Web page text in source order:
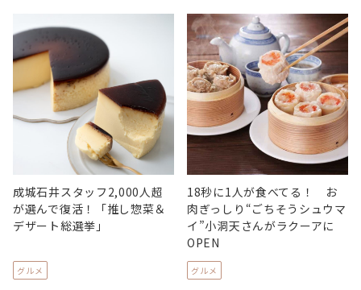
成城石井スタッフ2,000人超
が選んで復活！「推し惣菜＆
デザート総選挙」
グルメ
18秒に1人が食べてる！ お
肉ぎっしり“ごちそうシュウマ
イ”小洞天さんがラクーアに
OPEN
グルメ